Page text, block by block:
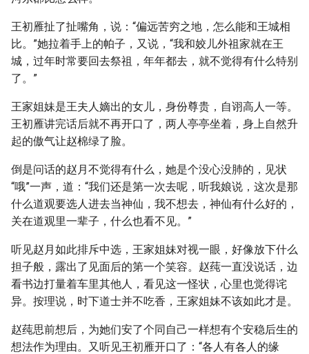
王初雁扯了扯嘴角，说：“偏远苦穷之地，怎么能和王城相
比。”她拉着手上的帕子，又说，“我和姣儿外祖家就在王
城，过年时常要回去祭祖，年年都去，就不觉得有什么特别
了。”
王家姐妹是王夫人嫡出的女儿，身份尊贵，自诩高人一等。
王初雁讲完话后就不再开口了，两人亭亭坐着，身上自然升
起的傲气让赵棉绿了脸。
倒是问话的赵月不觉得有什么，她是个没心没肺的，见状
“哦”一声，道：“我们还是第一次去呢，听我娘说，这次是那
什么道观要选人进去当神仙，我不想去，神仙有什么好的，
关在道观里一辈子，什么也看不见。”
听见赵月如此排斥中选，王家姐妹对视一眼，好像放下什么
担子般，露出了见面后的第一个笑容。赵莼一直没说话，边
看书边打量着车里其他人，看见这一怪状，心里也觉得诧
异。按理说，时下道士并不吃香，王家姐妹不该如此才是。
赵莼思前想后，为她们安了个同自己一样想有个安稳后生的
想法作为理由。又听见王初雁开口了：“各人有各人的缘